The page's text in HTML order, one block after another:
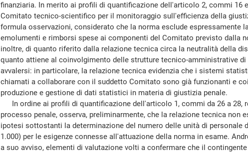
finanziaria. In merito ai profili di quantificazione dell'articolo 2, commi 16
Comitato tecnico-scientifico per il monitoraggio sull'efficienza della
formula osservazioni, considerato che la norma esclude espressamente
emolumenti e rimborsi spese ai componenti del Comitato previsto dalla
inoltre, di quanto riferito dalla relazione tecnica circa la neutralità della
quanto attiene al coinvolgimento delle strutture tecnico-amministrative
avvalersi: in particolare, la relazione tecnica evidenzia che i sistemi
chiamati a collaborare con il suddetto Comitato sono già funzionanti e
produzione e gestione di dati statistici in materia di giustizia penale.
In ordine ai profili di quantificazione dell'articolo 1, commi da 26 a 28,
processo penale, osserva, preliminarmente, che la relazione tecnica non
ipotesi sottostanti la determinazione del numero delle unità di personale
1.000) per le esigenze connesse all'attuazione della norma in esame.
a suo avviso, elementi di valutazione volti a confermare che il